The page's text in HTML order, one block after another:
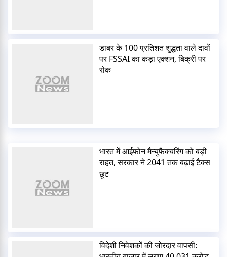
डाबर के 100 प्रतिशत शुद्धता वाले दावों
पर FSSAI का कड़ा एक्शन, बिक्री पर
रोक
भारत में आईफोन मैन्युफैक्चरिंग को बड़ी
राहत, सरकार ने 2041 तक बढ़ाई टैक्स
छूट
विदेशी निवेशकों की जोरदार वापसी: